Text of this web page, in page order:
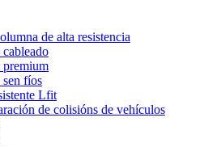
de alta resistencia
premium
fíos
Lfit
de colisións de vehículos